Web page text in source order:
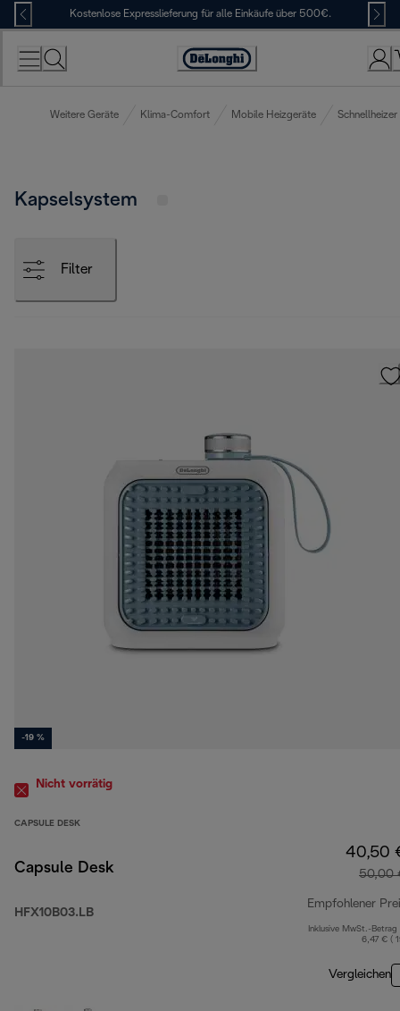
Skip
to
Content
Kostenlose Expresslieferung für alle Einkäufe über 500€.
Erklärung
Zugänglichkeit
Weitere Geräte Klima-Comfort Mobile Heizgeräte Schnellheizer
Kapselsystem
Filter
-19 %
Nicht vorrätig
CAPSULE DESK
Capsule Desk
HFX10B03.LB
40,50
50,00
Empfohlener
Inklusive MwSt.-Betrag
6,47 € (
Vergleichen